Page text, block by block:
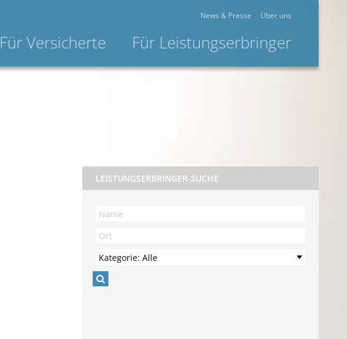
News & Presse Über uns
Für Versicherte Für Leistungserbringer
LEISTUNGSERBRINGER-SUCHE